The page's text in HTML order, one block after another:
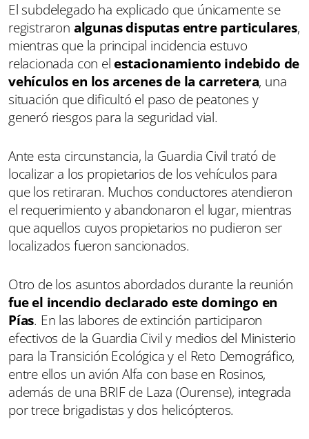
El subdelegado ha explicado que únicamente se
registraron algunas disputas entre particulares,
mientras que la principal incidencia estuvo
relacionada con el estacionamiento indebido de
vehículos en los arcenes de la carretera, una
situación que dificultó el paso de peatones y
generó riesgos para la seguridad vial.
Ante esta circunstancia, la Guardia Civil trató de
localizar a los propietarios de los vehículos para
que los retiraran. Muchos conductores atendieron
el requerimiento y abandonaron el lugar, mientras
que aquellos cuyos propietarios no pudieron ser
localizados fueron sancionados.
Otro de los asuntos abordados durante la reunión
fue el incendio declarado este domingo en
Pías. En las labores de extinción participaron
efectivos de la Guardia Civil y medios del Ministerio
para la Transición Ecológica y el Reto Demográfico,
entre ellos un avión Alfa con base en Rosinos,
además de una BRIF de Laza (Ourense), integrada
por trece brigadistas y dos helicópteros.